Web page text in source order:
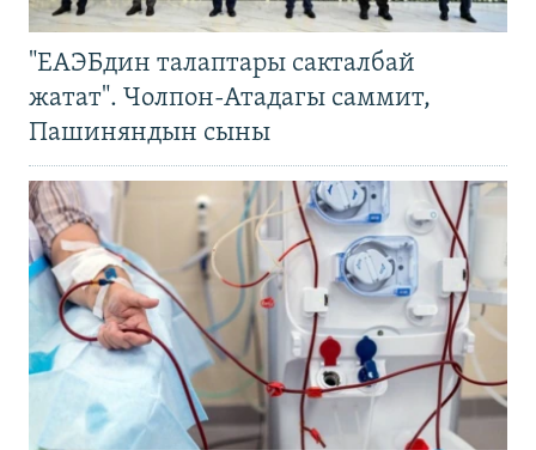
"ЕАЭБдин талаптары сакталбай
жатат". Чолпон-Атадагы саммит,
Пашиняндын сыны